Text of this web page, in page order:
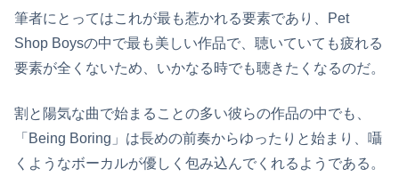
筆者にとってはこれが最も惹かれる要素であり、Pet
Shop Boysの中で最も美しい作品で、聴いていても疲れる
要素が全くないため、いかなる時でも聴きたくなるのだ。
割と陽気な曲で始まることの多い彼らの作品の中でも、
「Being Boring」は長めの前奏からゆったりと始まり、囁
くようなボーカルが優しく包み込んでくれるようである。